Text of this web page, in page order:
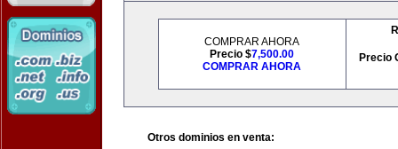
COMPRAR AHORA
Precio $7,500.00
COMPRAR AHORA
Precio
Otros dominios en venta: